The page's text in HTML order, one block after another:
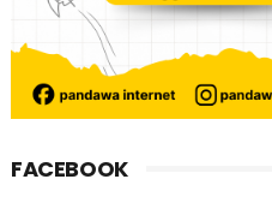
FACEBOOK